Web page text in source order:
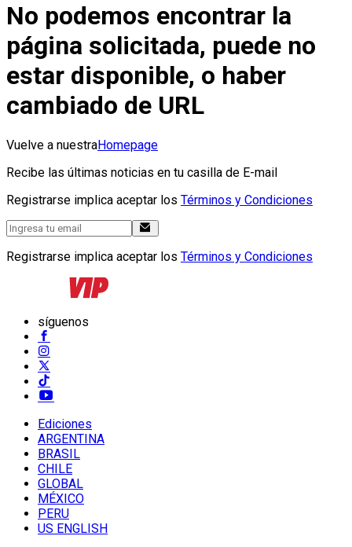
No podemos encontrar la
página solicitada, puede no
estar disponible, o haber
cambiado de URL
Vuelve a nuestraHomepage
Recibe las últimas noticias en tu casilla de E-mail
Registrarse implica aceptar los Términos y Condiciones
Registrarse implica aceptar los Términos y Condiciones
síguenos
Ediciones
ARGENTINA
BRASIL
CHILE
GLOBAL
MÉXICO
PERU
US ENGLISH